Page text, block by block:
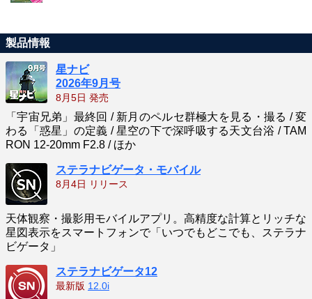
製品情報
星ナビ
2026年9月号
8月5日 発売
「宇宙兄弟」最終回 / 新月のペルセ群極大を見る・撮る / 変
わる「惑星」の定義 / 星空の下で深呼吸する天文台浴 / TAM
RON 12-20mm F2.8 / ほか
ステラナビゲータ・モバイル
8月4日 リリース
天体観察・撮影用モバイルアプリ。高精度な計算とリッチな
星図表示をスマートフォンで「いつでもどこでも、ステラナ
ビゲータ」
ステラナビゲータ12
最新版 12.0i